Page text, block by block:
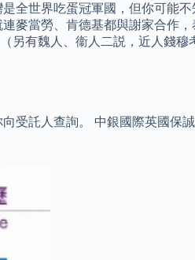
全世界吃蛋冠軍國，但你可能
麥當勞、肯德基都與謝家合作
另有魏人、衞人二説，近人錢穆
受託人查詢。 中銀國際英國保